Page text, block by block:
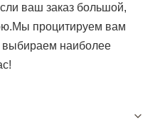
ваш заказ большой,
процитируем вам
выбираем наиболее